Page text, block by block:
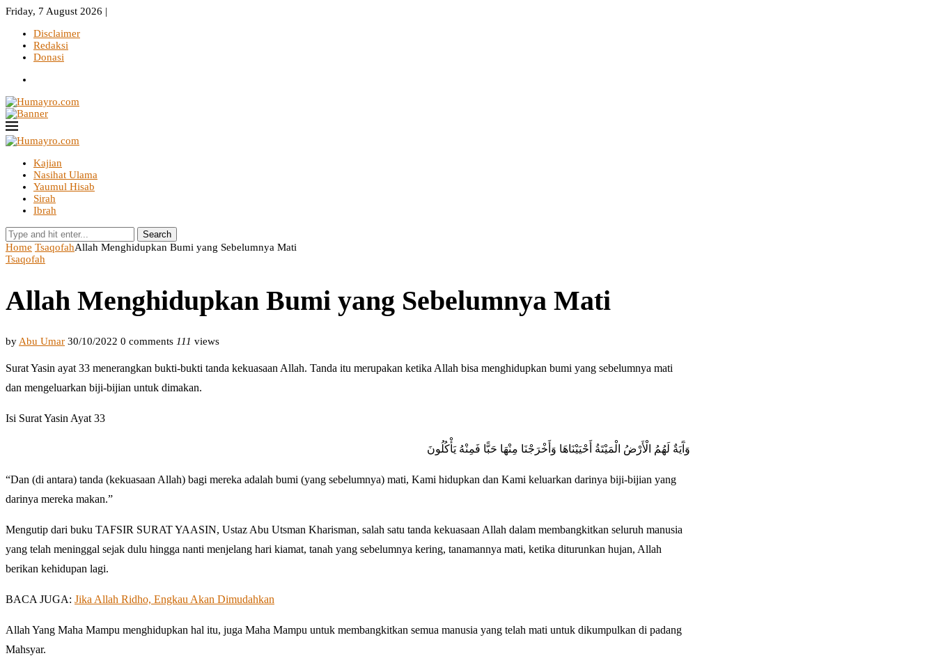
Friday, 7 August 2026 |
Disclaimer
Redaksi
Donasi
Kajian
Nasihat Ulama
Yaumul Hisab
Sirah
Ibrah
Search
Home TsaqofahAllah Menghidupkan Bumi yang Sebelumnya Mati
Tsaqofah
Allah Menghidupkan Bumi yang Sebelumnya Mati
by Abu Umar 30/10/2022 0 comments 111 views
Surat Yasin ayat 33 menerangkan bukti-bukti tanda kekuasaan Allah. Tanda itu merupakan ketika Allah bisa menghidupkan bumi yang sebelumnya mati
dan mengeluarkan biji-bijian untuk dimakan.
Isi Surat Yasin Ayat 33
وَآَيَةٌ لَهُمُ الْأَرْضُ الْمَيْتَةُ أَحْيَيْنَاهَا وَأَخْرَجْنَا مِنْهَا حَبًّا فَمِنْهُ يَأْكُلُونَ
“Dan (di antara) tanda (kekuasaan Allah) bagi mereka adalah bumi (yang sebelumnya) mati, Kami hidupkan dan Kami keluarkan darinya biji-bijian yang
darinya mereka makan.”
Mengutip dari buku TAFSIR SURAT YAASIN, Ustaz Abu Utsman Kharisman, salah satu tanda kekuasaan Allah dalam membangkitkan seluruh manusia
yang telah meninggal sejak dulu hingga nanti menjelang hari kiamat, tanah yang sebelumnya kering, tanamannya mati, ketika diturunkan hujan, Allah
berikan kehidupan lagi.
BACA JUGA: Jika Allah Ridho, Engkau Akan Dimudahkan
Allah Yang Maha Mampu menghidupkan hal itu, juga Maha Mampu untuk membangkitkan semua manusia yang telah mati untuk dikumpulkan di padang
Mahsyar.